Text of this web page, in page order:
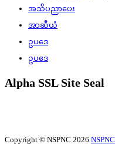
အသိပညာပေး
အာဆီယံ
ဥပဒေ
ဥပဒေ
Alpha SSL Site Seal
Copyright © NSPNC 2026 NSPNC